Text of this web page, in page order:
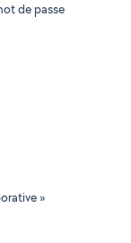
de passe
»